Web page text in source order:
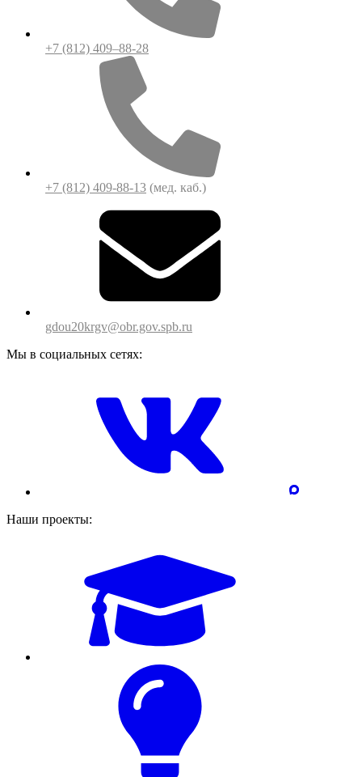
+7 (812) 409–88-28
+7 (812) 409-88-13 (мед. каб.)
gdou20krgv@obr.gov.spb.ru
Мы в социальных сетях:
Наши проекты: